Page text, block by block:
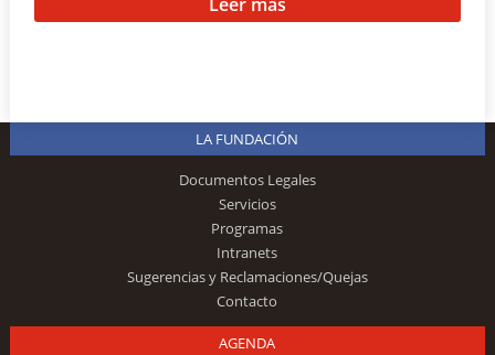
Leer más
LA FUNDACIÓN
Documentos Legales
Servicios
Programas
Intranets
Sugerencias y Reclamaciones/Quejas
Contacto
AGENDA